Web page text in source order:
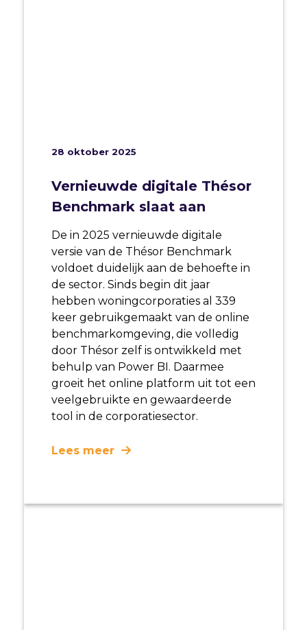
28 oktober 2025
Vernieuwde digitale Thésor
Benchmark slaat aan
De in 2025 vernieuwde digitale
versie van de Thésor Benchmark
voldoet duidelijk aan de behoefte in
de sector. Sinds begin dit jaar
hebben woningcorporaties al 339
keer gebruikgemaakt van de online
benchmarkomgeving, die volledig
door Thésor zelf is ontwikkeld met
behulp van Power BI. Daarmee
groeit het online platform uit tot een
veelgebruikte en gewaardeerde
tool in de corporatiesector.
Lees meer